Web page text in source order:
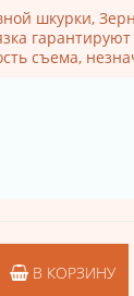
шкурки,
съема,
В КОРЗИНУ